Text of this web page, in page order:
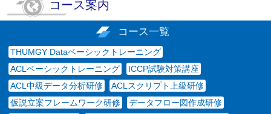
コース案内
コース一覧
THUMGY Dataベーシックトレーニング
ACLベーシックトレーニング
ICCP試験対策講座
ACL中級データ分析研修
ACLスクリプト上級研修
仮説立案フレームワーク研修
データフロー図作成研修